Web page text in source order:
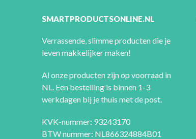
SMARTPRODUCTSONLINE.NL
Verrassende, slimme producten die je
leven makkelijker maken!
Al onze producten zijn op voorraad in
NL. Een bestelling is binnen 1-3
werkdagen bij je thuis met de post.
KVK-nummer: 93243170
BTW nummer: NL866324884B01